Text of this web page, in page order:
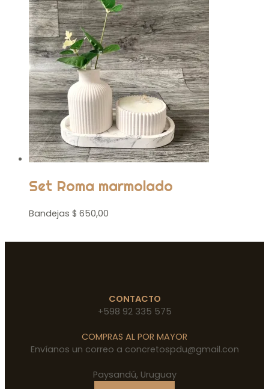
Set Roma marmolado
Bandejas $ 650,00
CONTACTO
+598 92 335 575
COMPRAS AL POR MAYOR
Envíanos un correo a concretospdu@gmail.con
Paysandú, Uruguay